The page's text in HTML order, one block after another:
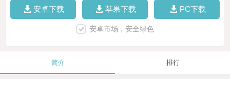
安卓下载 苹果下载 PC下载
安卓市场，安全绿色
简介 排行